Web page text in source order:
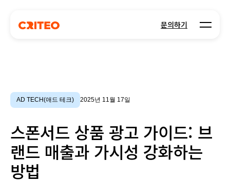
문의하기 Open
AD TECH(애드 테크) 2025년 11월 17일
스폰서드 상품 광고 가이드: 브
랜드 매출과 가시성 강화하는
방법